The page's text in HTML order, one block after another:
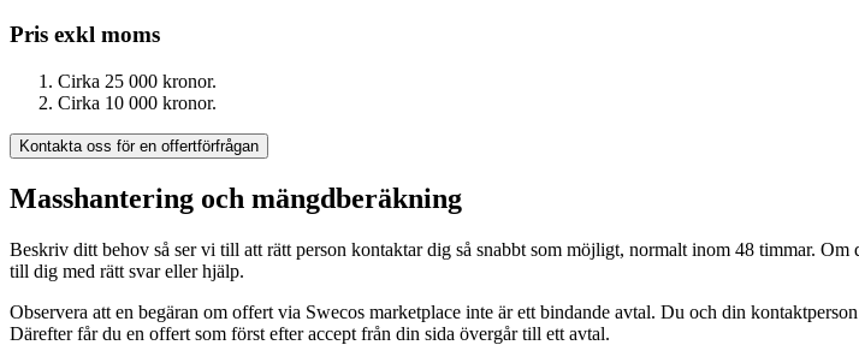
Pris exkl moms
Cirka 25 000 kronor.
Cirka 10 000 kronor.
Kontakta oss för en offertförfrågan
Masshantering och mängdberäkning
Beskriv ditt behov så ser vi till att rätt person kontaktar dig så snabbt som möjligt, normalt inom 48 timmar.
till dig med rätt svar eller hjälp.
Observera att en begäran om offert via Swecos marketplace inte är ett bindande avtal. Du och din
Därefter får du en offert som först efter accept från din sida övergår till ett avtal.